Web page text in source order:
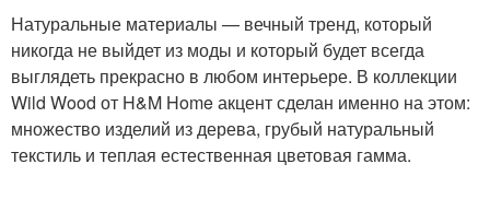
Натуральные материалы — вечный тренд, который
никогда не выйдет из моды и который будет всегда
выглядеть прекрасно в любом интерьере. В коллекции
Wild Wood от H&M Home акцент сделан именно на этом:
множество изделий из дерева, грубый натуральный
текстиль и теплая естественная цветовая гамма.